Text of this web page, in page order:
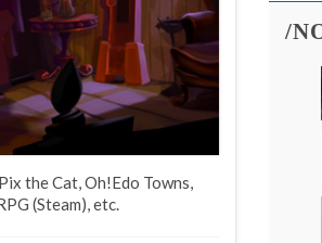
the Cat, Oh!Edo Towns,
(Steam), etc.
/